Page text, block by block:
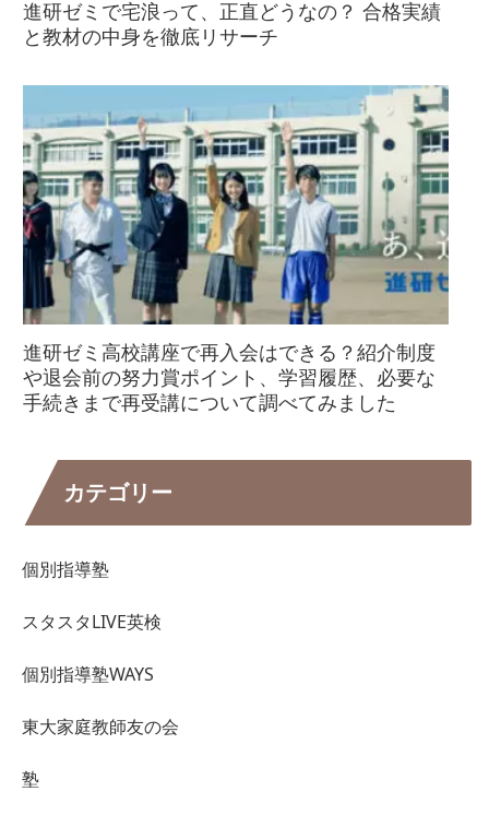
進研ゼミで宅浪って、正直どうなの？ 合格実績
と教材の中身を徹底リサーチ
進研ゼミ高校講座で再入会はできる？紹介制度
や退会前の努力賞ポイント、学習履歴、必要な
手続きまで再受講について調べてみました
カテゴリー
個別指導塾
スタスタLIVE英検
個別指導塾WAYS
東大家庭教師友の会
塾